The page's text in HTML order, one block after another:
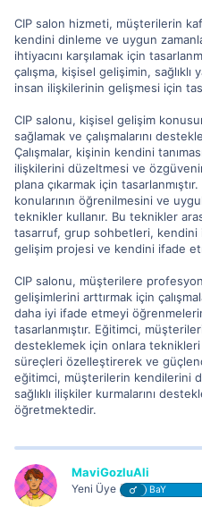
CIP salon hizmeti, müşterilerin
kendini dinleme ve uygun
ihtiyacını karşılamak için
çalışma, kişisel gelişimin, sağlıklı
insan ilişkilerinin gelişmesi için
CIP salonu, kişisel gelişim
sağlamak ve çalışmalarını
Çalışmalar, kişinin kendini
ilişkilerini düzeltmesi ve
plana çıkarmak için
konularının öğrenilmesini ve
teknikler kullanır. Bu teknikler
tasarruf, grup sohbetleri,
gelişim projesi ve kendini ifade
CIP salonu, müşterilere
gelişimlerini arttırmak için
daha iyi ifade etmeyi
tasarlanmıştır. Eğitimci,
desteklemek için onlara
süreçleri özelleştirerek ve
eğitimci, müşterilerin kendilerini
sağlıklı ilişkiler kurmalarını
öğretmektedir.
MaviGozluAli
Yeni Üye BaY